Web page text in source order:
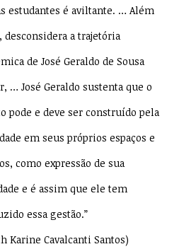
estudantes é aviltante. … Além
desconsidera a trajetória
de José Geraldo de Sousa
… José Geraldo sustenta que o
pode e deve ser construído pela
em seus próprios espaços e
como expressão de sua
e é assim que ele tem
essa gestão.”
Karine Cavalcanti Santos)